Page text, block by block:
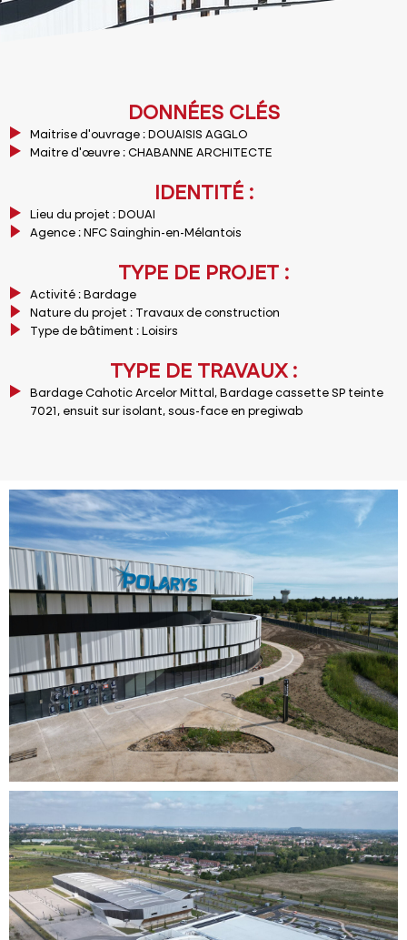
DONNÉES CLÉS
Maitrise d’ouvrage : DOUAISIS AGGLO
Maitre d’œuvre : CHABANNE ARCHITECTE
IDENTITÉ :
Lieu du projet : DOUAI
Agence : NFC Sainghin-en-Mélantois
TYPE DE PROJET :
Activité : Bardage
Nature du projet : Travaux de construction
Type de bâtiment : Loisirs
TYPE DE TRAVAUX :
Bardage Cahotic Arcelor Mittal, Bardage cassette SP teinte
7021, ensuit sur isolant, sous-face en pregiwab